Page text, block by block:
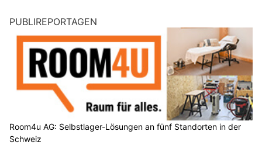
PUBLIREPORTAGEN
Room4u AG: Selbstlager-Lösungen an fünf Standorten in der
Schweiz